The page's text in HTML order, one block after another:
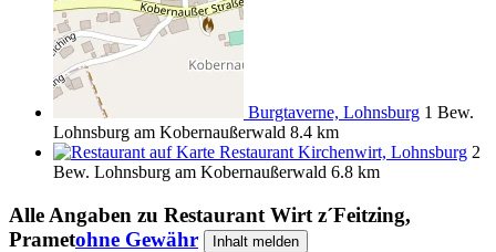
Burgtaverne, Lohnsburg 1 Bew.
Lohnsburg am Kobernaußerwald 8.4 km
Restaurant Kirchenwirt, Lohnsburg 2
Bew. Lohnsburg am Kobernaußerwald 6.8 km
Alle Angaben zu Restaurant Wirt z´Feitzing,
Prametohne Gewähr Inhalt melden